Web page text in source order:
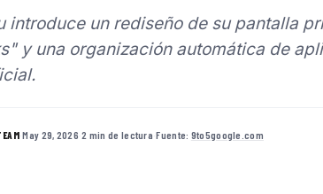
introduce un rediseño de su pantalla
y una organización automática de
·May 29, 2026·2 min de lectura·Fuente: 9to5google.com